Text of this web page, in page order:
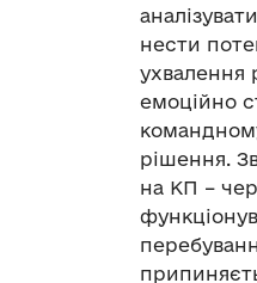
нести
ухвалення
емоційно
рішення.
на КП –